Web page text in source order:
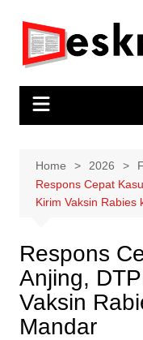
content
Home 2026
Respons Cepat
Kirim Vaksin Rabies
Respons
Anjing,
Vaksin
Mandar